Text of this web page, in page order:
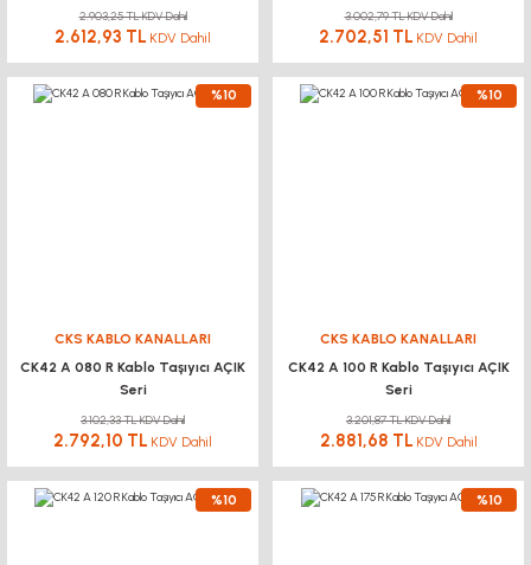
2.903,25 TL KDV Dahil
2.612,93 TL KDV Dahil
3.002,79 TL KDV Dahil
2.702,51 TL KDV Dahil
%10
CKS KABLO KANALLARI
CK42 A 080 R Kablo Taşıyıcı AÇIK
Seri
3.102,33 TL KDV Dahil
2.792,10 TL KDV Dahil
%10
CKS KABLO KANALLARI
CK42 A 100 R Kablo Taşıyıcı AÇIK
Seri
3.201,87 TL KDV Dahil
2.881,68 TL KDV Dahil
%10 %10